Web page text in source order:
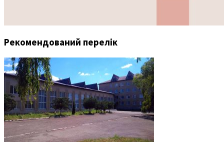
Рекомендований перелік